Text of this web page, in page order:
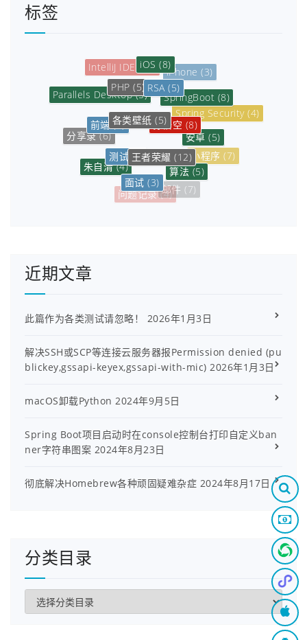
标签
IntelliJ IDEA(5)
iOS (8)
iPhone (3)
Parallels Desktop (5)
PHP(5)RSA(5)
SpringBoot(8)
Spring Security(4)
分享录(6)
前端 (5)
各类壁纸(5)
孙悟空(8)
安卓(5)
小程序 (7)
数据库(6)
朱自清(4)
测试(3)
王者荣耀(12)
算法(5)
邮件 (7)
问题记录(4)
面试(3)
近期文章
此篇作为各类测试请忽略！ 2026年1月3日
解决SSH或SCP等连接云服务器报Permission denied (pu
blickey,gssapi-keyex,gssapi-with-mic) 2026年1月3日
macOS卸载Python 2024年9月5日
Spring Boot项目启动时在console控制台打印自定义ban
ner字符串图案 2024年8月23日
彻底解决Homebrew各种顽固疑难杂症 2024年8月17日
分类目录
类